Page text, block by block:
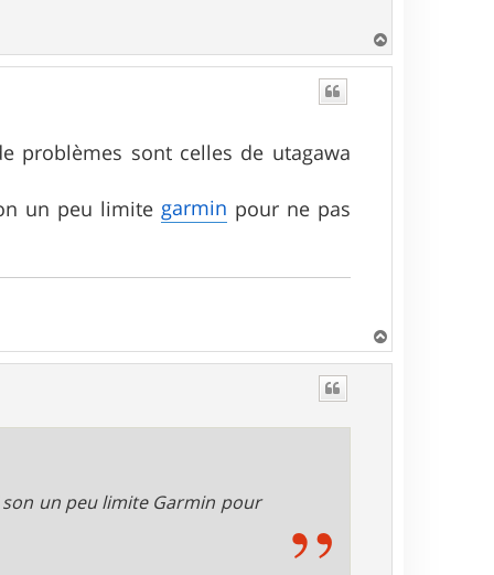
a
problèmes sont celles de utagawa
un peu limite garmin pour ne pas
a
un peu limite Garmin pour